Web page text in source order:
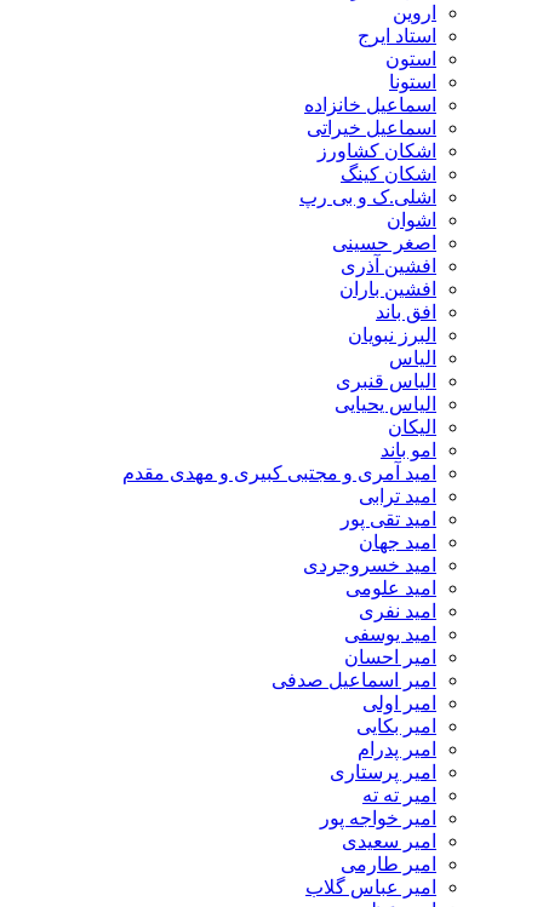
اروین
استاد ایرج
استون
استونا
اسماعیل خانزاده
اسماعیل خیراتی
اشکان کشاورز
اشکان کینگ
اشلی.ک و بی رپ
اشوان
اصغر حسینی
افشین آذری
افشین باران
افق باند
البرز نبویان
الیاس
الیاس قنبرى
الیاس یحیایی
الیکان
امو باند
امید آمری و مجتبی کبیری و مهدى مقدم
امید ترابی
امید تقی پور
امید جهان
امید خسروجردی
امید علومی
امید نفری
امید یوسفی
امیر احسان
امیر اسماعیل صدفی
امیر اولی
امیر بکایی
امیر پدرام
امیر پرستاری
امیر ته ته
امیر خواجه پور
امیر سعیدی
امیر طارمی
امیر عباس گلاب